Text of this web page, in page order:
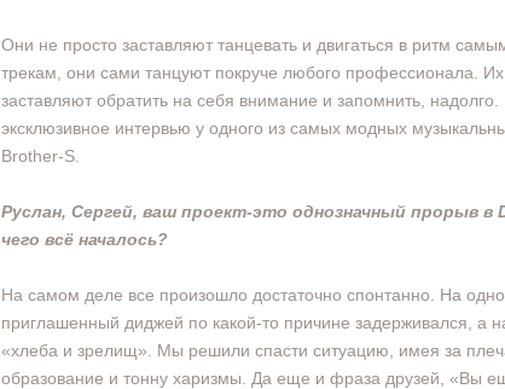
Они не просто заставляют танцевать и двигаться в ритм
трекам, они сами танцуют покруче любого профессионала.
заставляют обратить на себя внимание и запомнить,
эксклюзивное интервью у одного из самых модных
Brother-S.
Руслан, Сергей, ваш проект-это однозначный прорыв в
чего всё началось?
На самом деле все произошло достаточно спонтанно. На
приглашенный диджей по какой-то причине задерживался, а
«хлеба и зрелищ». Мы решили спасти ситуацию, имея за
образование и тонну харизмы. Да еще и фраза друзей, «Вы